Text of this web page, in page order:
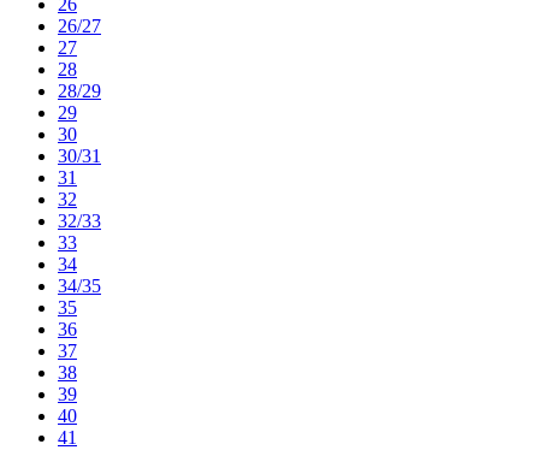
26
26/27
27
28
28/29
29
30
30/31
31
32
32/33
33
34
34/35
35
36
37
38
39
40
41